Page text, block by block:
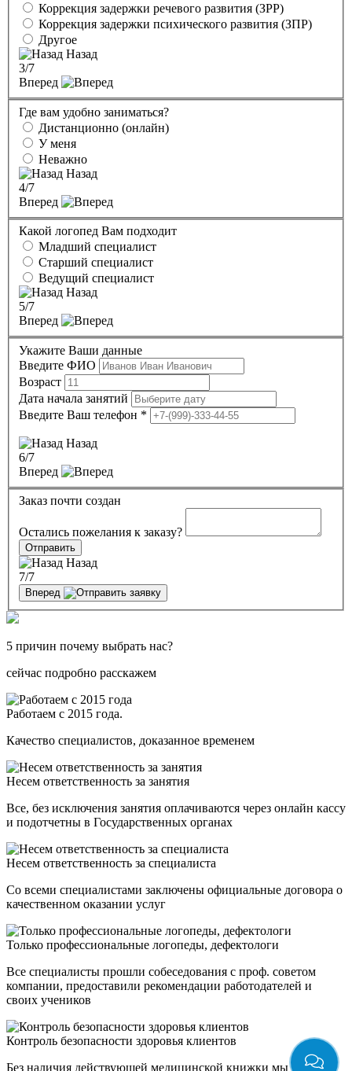
Коррекция задержки речевого развития (ЗРР)
Коррекция задержки психического развития (ЗПР)
Другое
Назад
3/7
Вперед
Где вам удобно заниматься?
Дистанционно (онлайн)
У меня
Неважно
Назад
4/7
Вперед
Какой логопед Вам подходит
Младший специалист
Старший специалист
Ведущий специалист
Назад
5/7
Вперед
Укажите Ваши данные
Введите ФИО
Возраст
Дата начала занятий
Введите Ваш телефон *
Назад
6/7
Вперед
Заказ почти создан
Остались пожелания к заказу?
Отправить
Назад
7/7
Вперед
5 причин почему выбрать нас?
сейчас подробно расскажем
Работаем с 2015 года.
Качество специалистов, доказанное временем
Несем ответственность за занятия
Все, без исключения занятия оплачиваются через онлайн кассу
и подотчетны в Государственных органах
Несем ответственность за специалиста
Со всеми специалистами заключены официальные договора о
качественном оказании услуг
Только профессиональные логопеды, дефектологи
Все специалисты прошли собеседования с проф. советом
компании, предоставили рекомендации работодателей и
своих учеников
Контроль безопасности здоровья клиентов
Без наличия действующей медицинской книжки мы